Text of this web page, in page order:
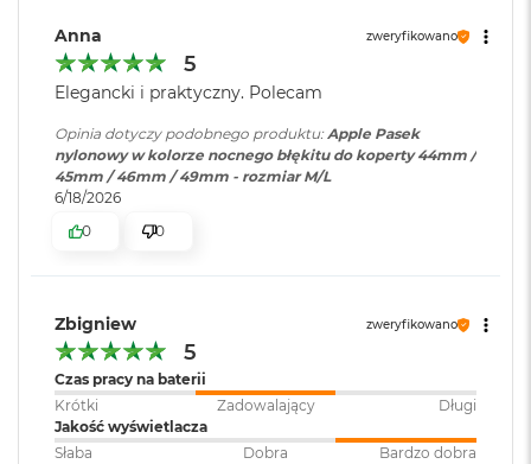
B
o
k
i
r
B
ł
y
M
a
c
B
Anna zweryfikowano
5
Elegancki i praktyczny. Polecam
Opinia dotyczy podobnego produktu:Apple Pasek
nylonowy w kolorze nocnego błękitu do koperty 44mm /
45mm / 46mm / 49mm - rozmiar M/L
6/18/2026
0
0
Zbigniew zweryfikowano
5
Czas pracy na baterii
Krótki
Zadowalający
Długi
Jakość wyświetlacza
Słaba
Dobra
Bardzo dobra